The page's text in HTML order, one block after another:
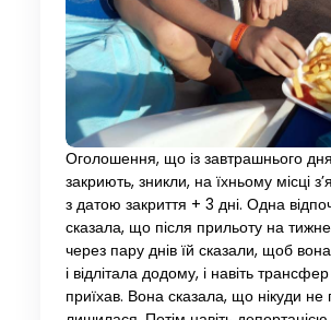
Оголошення, що із завтрашнього
закриють, зникли, на їхньому місці
з датою закриття + 3 дні. Одна
сказала, що після прильоту на
через пару днів їй сказали, щоб
і відлітала додому, і навіть
приїхав. Вона сказала, що нікуди не